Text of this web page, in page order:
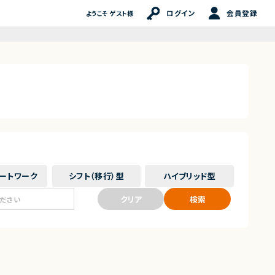
ようこそ ゲスト様 ログイン 会員登録
トワーク シフト（移行） 型 ハイブリッド型
クリア
検索